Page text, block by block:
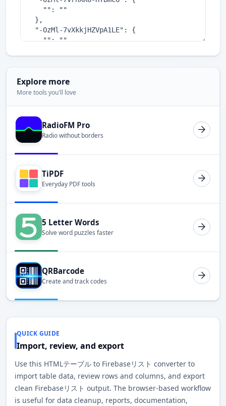
Explore more
More tools you'll love
RadioFM Pro
Radio without borders
TiPDF
Everyday PDF tools
5 Letter Words
Solve word puzzles faster
QRBarcode
Create and track codes
QUICK GUIDE
Import, review, and export
Use this HTMLテーブル to Firebaseリスト converter to
import table data, review rows and columns, and export
clean Firebaseリスト output. The browser-based workflow
is useful for data cleanup, reports, documentation,